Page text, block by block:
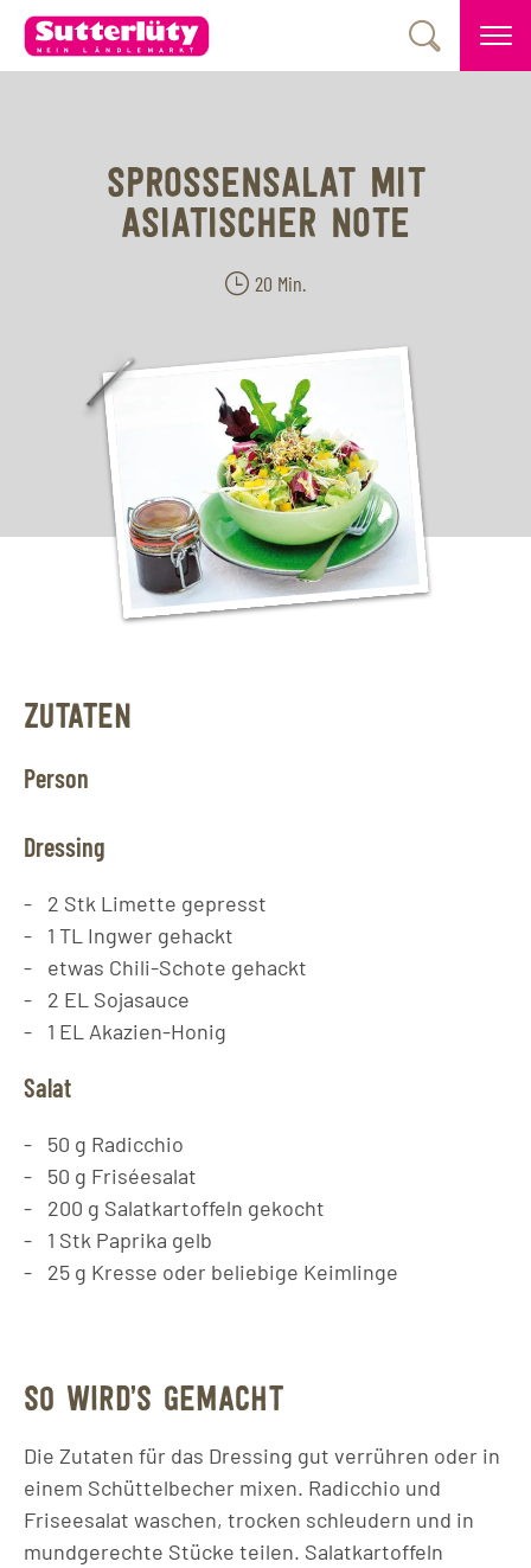
SPROSSENSALAT MIT
ASIATISCHER NOTE
20 Min.
ZUTATEN
Person
Dressing
2 Stk Limette gepresst
1 TL Ingwer gehackt
etwas Chili-Schote gehackt
2 EL Sojasauce
1 EL Akazien-Honig
Salat
50 g Radicchio
50 g Friséesalat
200 g Salatkartoffeln gekocht
1 Stk Paprika gelb
25 g Kresse oder beliebige Keimlinge
SO WIRD’S GEMACHT
Die Zutaten für das Dressing gut verrühren oder in
einem Schüttelbecher mixen. Radicchio und
Friseesalat waschen, trocken schleudern und in
mundgerechte Stücke teilen. Salatkartoffeln